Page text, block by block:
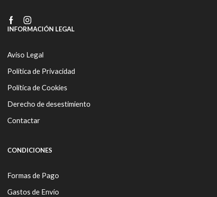
FacebookInstagram
INFORMACIÓN LEGAL
Aviso Legal
Política de Privacidad
Política de Cookies
Derecho de desestimiento
Contactar
CONDICIONES
Formas de Pago
Gastos de Envío